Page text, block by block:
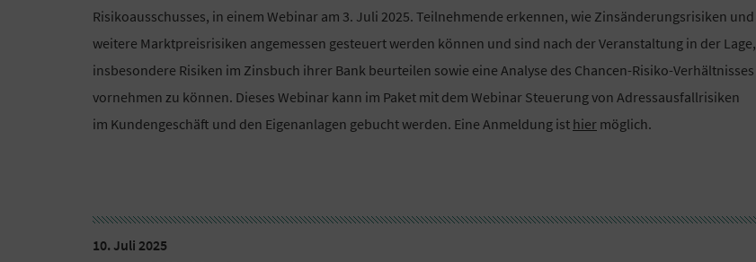
Risikoausschusses, in einem Webinar am 3. Juli 2025. Teilnehmende erkennen, wie Zinsänderungsrisiken und
weitere Marktpreisrisiken angemessen gesteuert werden können und sind nach der Veranstaltung in der Lage,
insbesondere Risiken im Zinsbuch ihrer Bank beurteilen sowie eine Analyse des Chancen-Risiko-Verhältnisses
vornehmen zu können. Dieses Webinar kann im Paket mit dem Webinar Steuerung von Adressausfallrisiken
im Kundengeschäft und den Eigenanlagen gebucht werden. Eine Anmeldung ist hier möglich.
10. Juli 2025